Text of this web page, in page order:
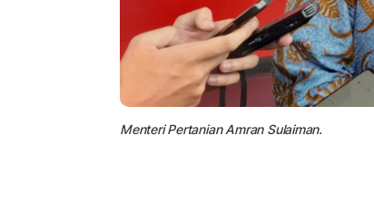
Menteri Pertanian Amran Sulaiman.